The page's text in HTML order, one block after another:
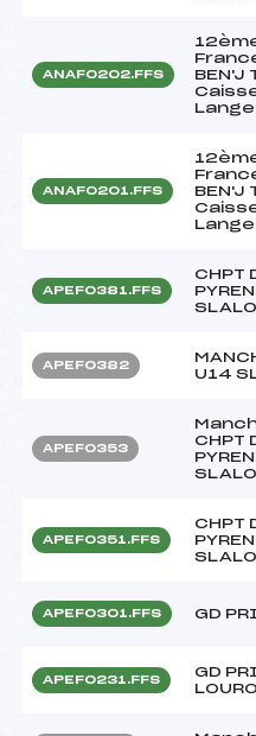
ANAF0202.FFS
BEN'J
ANAF0201.FFS
BEN'J
APEF0381.FFS
CHPT
APEF0382
U14
APEF0353
CHPT
APEF0351.FFS
CHPT
APEF0301.FFS GD
APEF0231.FFS
GD